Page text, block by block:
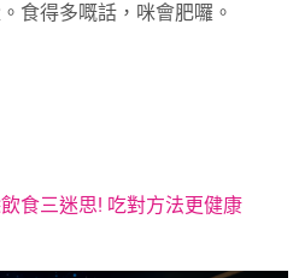
食得多嘅話，咪會肥囉。
食三迷思! 吃對方法更健康